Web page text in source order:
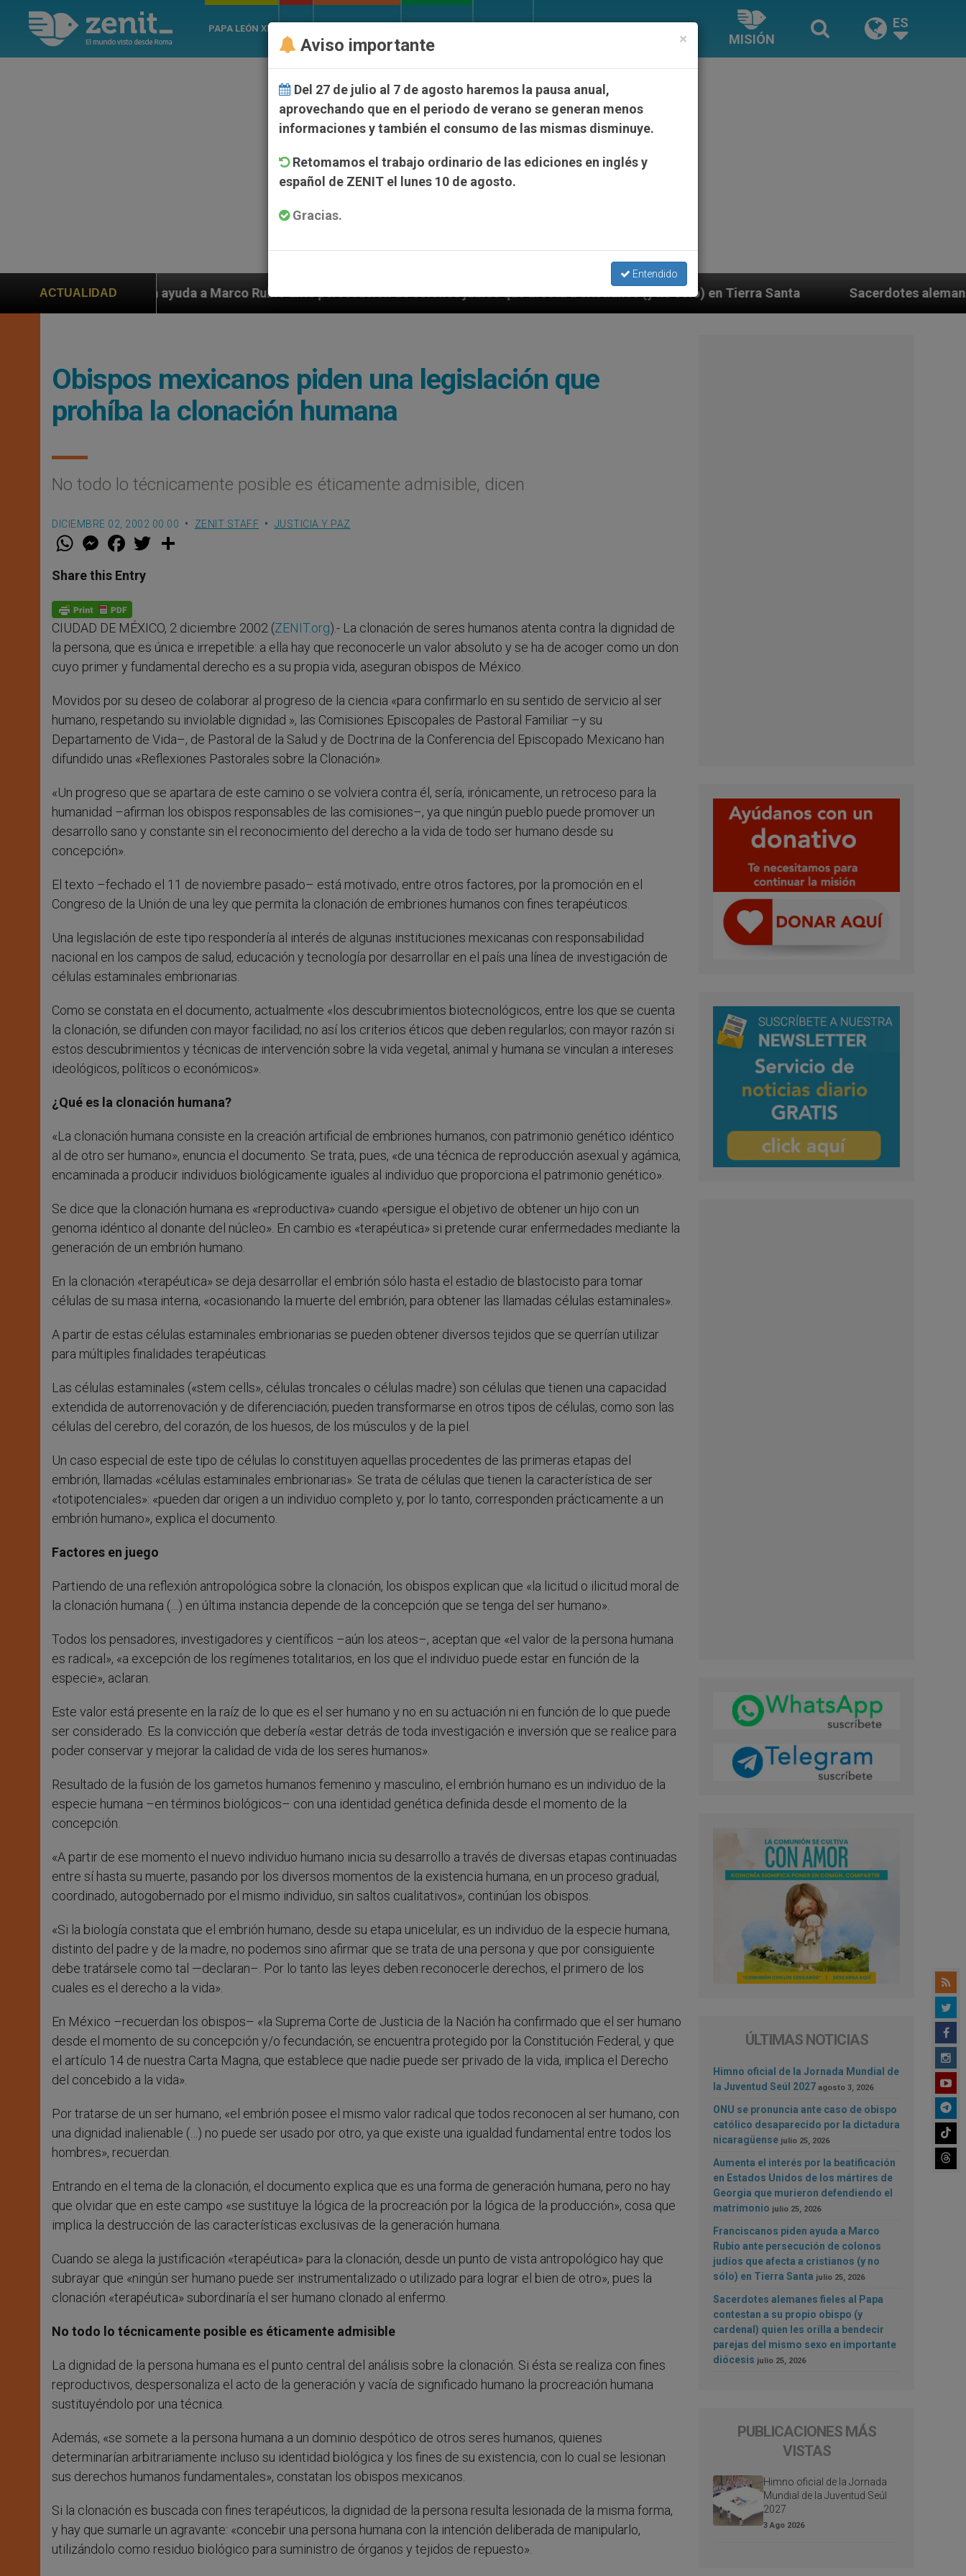
PAPA LEÓN XIV
MISIÓN
ES
ACTUALIDAD
ayuda a Marco Rubio ante persecución de colonos judíos que afecta a cristianos (y no sólo) en Tierra Santa Sacerdotes alemanes fieles al Papa
Obispos mexicanos piden una legislación que
prohíba la clonación humana
No todo lo técnicamente posible es éticamente admisible, dicen
DICIEMBRE 02, 2002 00:00 ZENIT STAFF JUSTICIA Y PAZ
W
t
s
p
p
M
e
s
e
g
e
r
F
a
e
b
o
k
w
Share this Entry
CIUDAD DE MÉXICO, 2 diciembre 2002 (ZENIT.org).- La clonación de seres humanos atenta contra la dignidad de
la persona, que es única e irrepetible: a ella hay que reconocerle un valor absoluto y se ha de acoger como un don
cuyo primer y fundamental derecho es a su propia vida, aseguran obispos de México.
Movidos por su deseo de colaborar al progreso de la ciencia «para confirmarlo en su sentido de servicio al ser
humano, respetando su inviolable dignidad », las Comisiones Episcopales de Pastoral Familiar –y su
Departamento de Vida–, de Pastoral de la Salud y de Doctrina de la Conferencia del Episcopado Mexicano han
difundido unas «Reflexiones Pastorales sobre la Clonación».
«Un progreso que se apartara de este camino o se volviera contra él, sería, irónicamente, un retroceso para la
humanidad –afirman los obispos responsables de las comisiones–, ya que ningún pueblo puede promover un
desarrollo sano y constante sin el reconocimiento del derecho a la vida de todo ser humano desde su
concepción».
El texto –fechado el 11 de noviembre pasado– está motivado, entre otros factores, por la promoción en el
Congreso de la Unión de una ley que permita la clonación de embriones humanos con fines terapéuticos.
Una legislación de este tipo respondería al interés de algunas instituciones mexicanas con responsabilidad
nacional en los campos de salud, educación y tecnología por desarrollar en el país una línea de investigación de
células estaminales embrionarias.
Como se constata en el documento, actualmente «los descubrimientos biotecnológicos, entre los que se cuenta
la clonación, se difunden con mayor facilidad; no así los criterios éticos que deben regularlos; con mayor razón si
estos descubrimientos y técnicas de intervención sobre la vida vegetal, animal y humana se vinculan a intereses
ideológicos, políticos o económicos».
¿Qué es la clonación humana?
«La clonación humana consiste en la creación artificial de embriones humanos, con patrimonio genético idéntico
al de otro ser humano», enuncia el documento. Se trata, pues, «de una técnica de reproducción asexual y agámica,
encaminada a producir individuos biológicamente iguales al individuo que proporciona el patrimonio genético».
Se dice que la clonación humana es «reproductiva» cuando «persigue el objetivo de obtener un hijo con un
genoma idéntico al donante del núcleo». En cambio es «terapéutica» si pretende curar enfermedades mediante la
generación de un embrión humano.
En la clonación «terapéutica» se deja desarrollar el embrión sólo hasta el estadio de blastocisto para tomar
células de su masa interna, «ocasionando la muerte del embrión, para obtener las llamadas células estaminales».
A partir de estas células estaminales embrionarias se pueden obtener diversos tejidos que se querrían utilizar
para múltiples finalidades terapéuticas.
Las células estaminales («stem cells», células troncales o células madre) son células que tienen una capacidad
extendida de autorrenovación y de diferenciación; pueden transformarse en otros tipos de células, como son las
células del cerebro, del corazón, de los huesos, de los músculos y de la piel.
Un caso especial de este tipo de células lo constituyen aquellas procedentes de las primeras etapas del
embrión, llamadas «células estaminales embrionarias». Se trata de células que tienen la característica de ser
«totipotenciales»: «pueden dar origen a un individuo completo y, por lo tanto, corresponden prácticamente a un
embrión humano», explica el documento.
Factores en juego
Partiendo de una reflexión antropológica sobre la clonación, los obispos explican que «la licitud o ilicitud moral de
la clonación humana (…) en última instancia depende de la concepción que se tenga del ser humano».
Todos los pensadores, investigadores y científicos –aún los ateos–, aceptan que «el valor de la persona humana
es radical», «a excepción de los regímenes totalitarios, en los que el individuo puede estar en función de la
especie», aclaran.
Este valor está presente en la raíz de lo que es el ser humano y no en su actuación ni en función de lo que puede
ser considerado. Es la convicción que debería «estar detrás de toda investigación e inversión que se realice para
poder conservar y mejorar la calidad de vida de los seres humanos».
Resultado de la fusión de los gametos humanos femenino y masculino, el embrión humano es un individuo de la
especie humana –en términos biológicos– con una identidad genética definida desde el momento de la
concepción.
«A partir de ese momento el nuevo individuo humano inicia su desarrollo a través de diversas etapas continuadas
entre sí hasta su muerte, pasando por los diversos momentos de la existencia humana, en un proceso gradual,
coordinado, autogobernado por el mismo individuo, sin saltos cualitativos», continúan los obispos.
«Si la biología constata que el embrión humano, desde su etapa unicelular, es un individuo de la especie humana,
distinto del padre y de la madre, no podemos sino afirmar que se trata de una persona y que por consiguiente
debe tratársele como tal —declaran–. Por lo tanto las leyes deben reconocerle derechos, el primero de los
cuales es el derecho a la vida».
En México –recuerdan los obispos– «la Suprema Corte de Justicia de la Nación ha confirmado que el ser humano
desde el momento de su concepción y/o fecundación, se encuentra protegido por la Constitución Federal, y que
el artículo 14 de nuestra Carta Magna, que establece que nadie puede ser privado de la vida, implica el Derecho
del concebido a la vida».
Por tratarse de un ser humano, «el embrión posee el mismo valor radical que todos reconocen al ser humano, con
una dignidad inalienable (…) no puede ser usado por otro, ya que existe una igualdad fundamental entre todos los
hombres», recuerdan.
Entrando en el tema de la clonación, el documento explica que es una forma de generación humana, pero no hay
que olvidar que en este campo «se sustituye la lógica de la procreación por la lógica de la producción», cosa que
implica la destrucción de las características exclusivas de la generación humana.
Cuando se alega la justificación «terapéutica» para la clonación, desde un punto de vista antropológico hay que
subrayar que «ningún ser humano puede ser instrumentalizado o utilizado para lograr el bien de otro», pues la
clonación «terapéutica» subordinaría el ser humano clonado al enfermo.
No todo lo técnicamente posible es éticamente admisible
La dignidad de la persona humana es el punto central del análisis sobre la clonación. Si ésta se realiza con fines
reproductivos, despersonaliza el acto de la generación y vacía de significado humano la procreación humana
sustituyéndolo por una técnica.
Además, «se somete a la persona humana a un dominio despótico de otros seres humanos, quienes
determinarían arbitrariamente incluso su identidad biológica y los fines de su existencia, con lo cual se lesionan
sus derechos humanos fundamentales», constatan los obispos mexicanos.
Si la clonación es buscada con fines terapéuticos, la dignidad de la persona resulta lesionada de la misma forma,
y hay que sumarle un agravante: «concebir una persona humana con la intención deliberada de manipularlo,
utilizándolo como residuo biológico para suministro de órganos y tejidos de repuesto».
ÚLTIMAS NOTICIAS
Himno oficial de la Jornada Mundial de
la Juventud Seúl 2027 agosto 3, 2026
ONU se pronuncia ante caso de obispo
católico desaparecido por la dictadura
nicaragüense julio 25, 2026
Aumenta el interés por la beatificación
en Estados Unidos de los mártires de
Georgia que murieron defendiendo el
matrimonio julio 25, 2026
Franciscanos piden ayuda a Marco
Rubio ante persecución de colonos
judíos que afecta a cristianos (y no
sólo) en Tierra Santa julio 25, 2026
Sacerdotes alemanes fieles al Papa
contestan a su propio obispo (y
cardenal) quien les orilla a bendecir
parejas del mismo sexo en importante
diócesis julio 25, 2026
PUBLICACIONES MÁS
VISTAS
Himno oficial de la Jornada
Mundial de la Juventud Seúl
2027
3 Ago 2026
×
Aviso importante
Del 27 de julio al 7 de agosto haremos la pausa anual,
aprovechando que en el periodo de verano se generan menos
informaciones y también el consumo de las mismas disminuye.
Retomamos el trabajo ordinario de las ediciones en inglés y
español de ZENIT el lunes 10 de agosto.
Gracias.
Entendido